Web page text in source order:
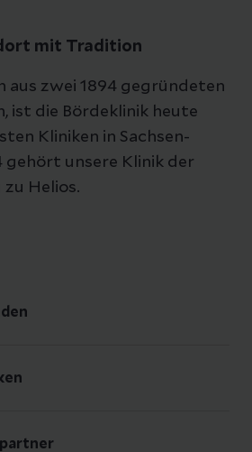
mit Tradition
aus zwei 1894 gegründeten
ist die Bördeklinik heute
Kliniken in Sachsen-
gehört unsere Klinik der
zu Helios.